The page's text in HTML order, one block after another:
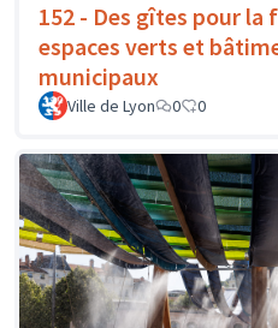
152 - Des gîtes pour la
espaces verts et
municipaux
Ville de Lyon 0 0